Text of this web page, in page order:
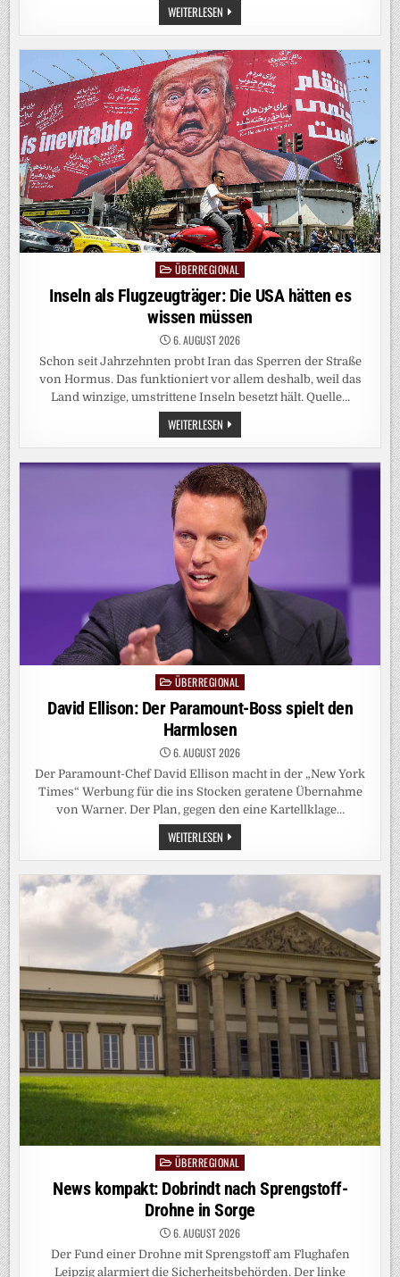
WEITERLESEN „SARAJEVO-
SAFARIS“:
DAS
DER
MENSCHENJAGD
ENTLARVT
DIE
SEHNSUCHT
NACH
BÖSEN
ELITEN
PostedÜBERREGIONAL
Inseln als Flugzeugträger: Die USA hätten es
wissen müssen
6. AUGUST 2026
Schon seit Jahrzehnten probt Iran das Sperren der Straße
von Hormus. Das funktioniert vor allem deshalb, weil das
Land winzige, umstrittene Inseln besetzt hält. Quelle…
WEITERLESEN INSELN
ALS
FLUGZEUGTRÄGER:
DIE
USA
HÄTTEN
ES
WISSEN
MÜSSEN
PostedÜBERREGIONAL
David Ellison: Der Paramount-Boss spielt den
Harmlosen
6. AUGUST 2026
Der Paramount-Chef David Ellison macht in der „New York
Times“ Werbung für die ins Stocken geratene Übernahme
von Warner. Der Plan, gegen den eine Kartellklage…
WEITERLESEN DAVID
ELLISON:
DER
DEN
HARMLOSEN
Posted
in
ÜBERREGIONAL
News kompakt: Dobrindt nach Sprengstoff-
Drohne in Sorge
6. AUGUST 2026
Der Fund einer Drohne mit Sprengstoff am Flughafen
Leipzig alarmiert die Sicherheitsbehörden. Der linke